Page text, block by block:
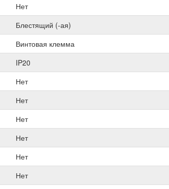
Нет
Блестящий (-ая)
Винтовая клемма
IP20
Нет
Нет
Нет
Нет
Нет
Нет